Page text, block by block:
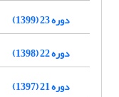
دوره 23 (1399)
دوره 22 (1398)
دوره 21 (1397)